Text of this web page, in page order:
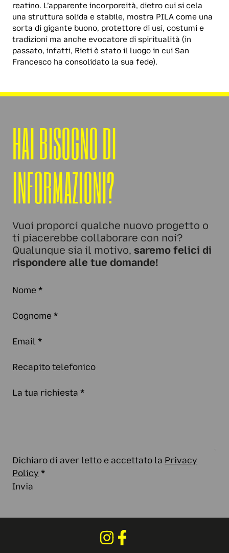
reatino. L’apparente incorporeità, dietro cui si cela
una struttura solida e stabile, mostra PILA come una
sorta di gigante buono, protettore di usi, costumi e
tradizioni ma anche evocatore di spiritualità (in
passato, infatti, Rieti è stato il luogo in cui San
Francesco ha consolidato la sua fede).
HAI BISOGNO DI
INFORMAZIONI?
Vuoi proporci qualche nuovo progetto o
ti piacerebbe collaborare con noi?
Qualunque sia il motivo, saremo felici di
rispondere alle tue domande!
Nome *
Cognome *
Email *
Recapito telefonico
La tua richiesta *
Dichiaro di aver letto e accettato la Privacy
Policy *
Invia